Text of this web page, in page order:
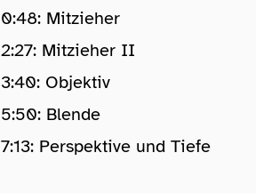
0:48: Mitzieher
2:27: Mitzieher II
3:40: Objektiv
5:50: Blende
7:13: Perspektive und Tiefe